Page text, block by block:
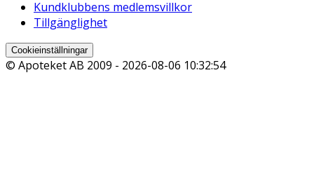
Kundklubbens medlemsvillkor
Tillgänglighet
Cookieinställningar
© Apoteket AB 2009 - 2026-08-06 10:32:54